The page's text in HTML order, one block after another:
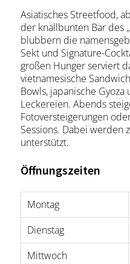
Asiatisches Streetfood,
der knallbunten Bar des
blubbern die
Sekt und Signature-
großen Hunger serviert
vietnamesische
Bowls, japanische Gyoza
Leckereien. Abends
Fotoversteigerungen
Sessions. Dabei werden
unterstützt.
Öffnungszeiten
Montag
Dienstag
Mittwoch